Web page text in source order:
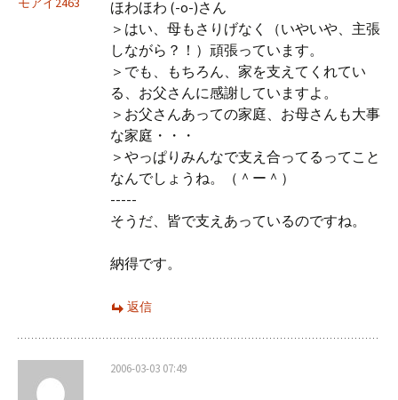
ほわほわ (-o-)さん
＞はい、母もさりげなく（いやいや、主張
しながら？！）頑張っています。
＞でも、もちろん、家を支えてくれてい
る、お父さんに感謝していますよ。
＞お父さんあっての家庭、お母さんも大事
な家庭・・・
＞やっぱりみんなで支え合ってるってこと
なんでしょうね。（＾ー＾）
-----
そうだ、皆で支えあっているのですね。
納得です。
返信
2006-03-03 07:49